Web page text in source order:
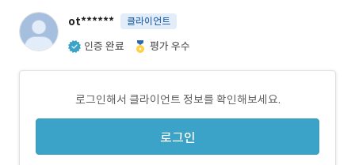
ot****** 클라이언트
인증 완료 평가 우수
로그인해서 클라이언트 정보를 확인해보세요.
로그인